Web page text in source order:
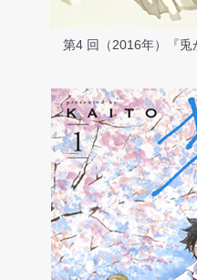
第4 回（2016年）『兎